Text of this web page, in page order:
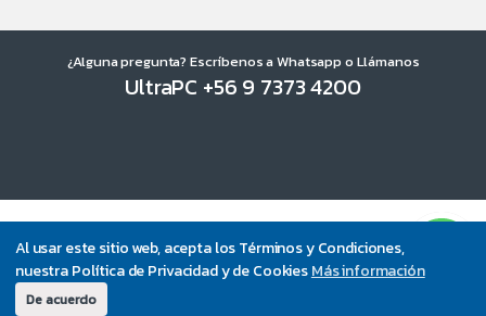
Al usar este sitio web, acepta los Términos y Condiciones,
nuestra Política de Privacidad y de CookiesMás información
De acuerdo
¿Alguna pregunta? Escríbenos a Whatsapp o Llámanos
UltraPC +56 9 7373 4200